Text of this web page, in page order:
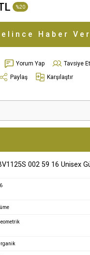
%20
Haber Ver
Yorum Yap
Tavsiye Et
Paylaş Karşılaştır
002 59 16 Unisex